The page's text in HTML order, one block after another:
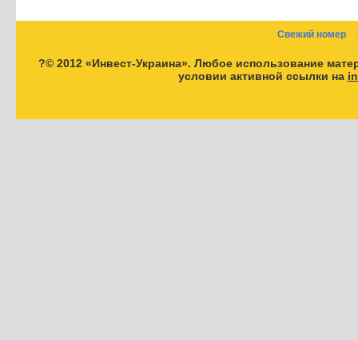
Свежий номер
?© 2012 «Инвест-Украина». Любое использование
условии активной ссылки на